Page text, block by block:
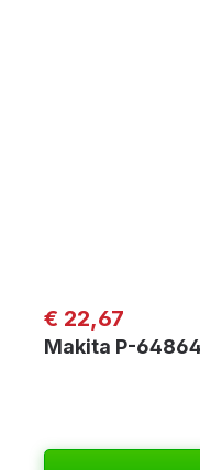
Regulärer Preis:
€ 22,67
Makita P-